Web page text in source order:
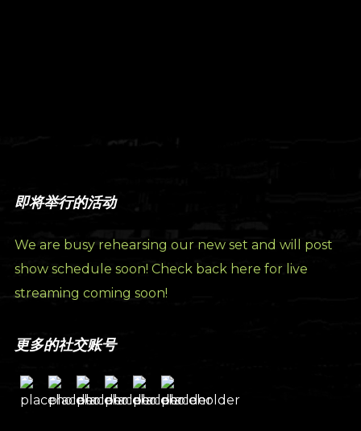
即将举行的活动
We are busy rehearsing our new set and will post
show schedule soon! Check back here for live
streaming coming soon!
更多的社交账号